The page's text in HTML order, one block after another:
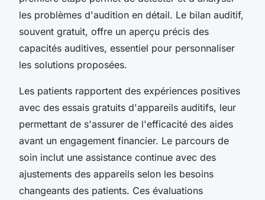
les problèmes d'audition en détail. Le bilan auditif,
souvent gratuit, offre un aperçu précis des
capacités auditives, essentiel pour personnaliser
les solutions proposées.
Les patients rapportent des expériences positives
avec des essais gratuits d'appareils auditifs, leur
permettant de s'assurer de l'efficacité des aides
avant un engagement financier. Le parcours de
soin inclut une assistance continue avec des
ajustements des appareils selon les besoins
changeants des patients. Ces évaluations